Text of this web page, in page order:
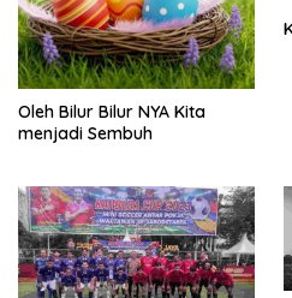
Oleh Bilur Bilur NYA Kita
menjadi Sembuh